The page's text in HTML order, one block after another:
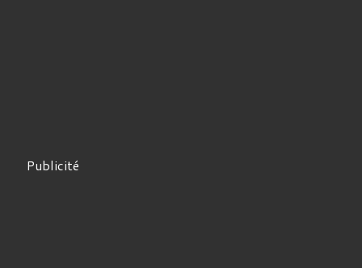
Publicité